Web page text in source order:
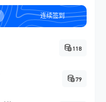
连续签到
118
79